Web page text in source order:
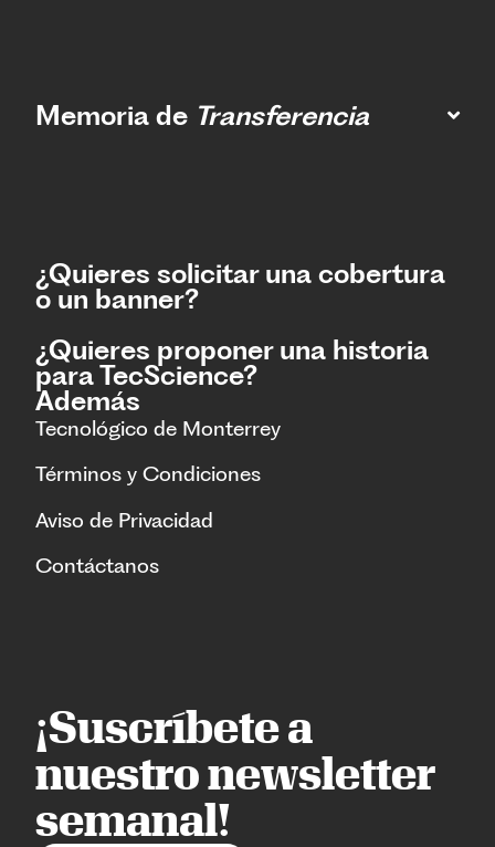
Memoria de Transferencia
¿Quieres solicitar una cobertura
o un banner?
¿Quieres proponer una historia
para TecScience?
Además
Tecnológico de Monterrey
Términos y Condiciones
Aviso de Privacidad
Contáctanos
¡Suscríbete a
nuestro newsletter
semanal!